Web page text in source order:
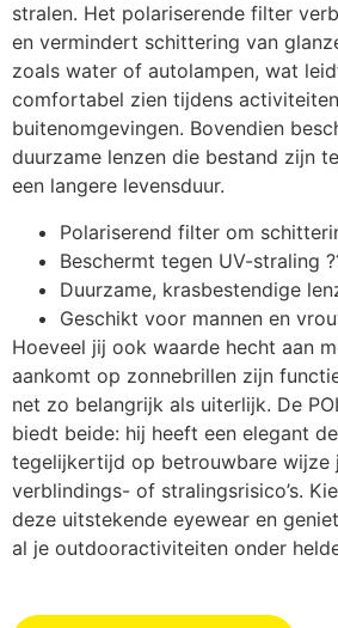
stralen. Het polariserende filter
en vermindert schittering van
zoals water of autolampen, wat
comfortabel zien tijdens
buitenomgevingen. Bovendien
duurzame lenzen die bestand zijn
een langere levensduur.
Polariserend filter om
Beschermt tegen UV-straling
Duurzame, krasbestendige
Geschikt voor mannen en
Hoeveel jij ook waarde hecht aan
aankomt op zonnebrillen zijn
net zo belangrijk als uiterlijk. De
biedt beide: hij heeft een elegant
tegelijkertijd op betrouwbare wijze
verblindings- of stralingsrisico’s.
deze uitstekende eyewear en
al je outdooractiviteiten onder